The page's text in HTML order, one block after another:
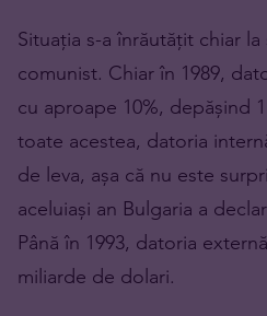
Situația s-a înrăutățit chiar
comunist. Chiar în 1989,
cu aproape 10%, depășind
toate acestea, datoria
de leva, așa că nu este
aceluiași an Bulgaria a
Până în 1993, datoria
miliarde de dolari.